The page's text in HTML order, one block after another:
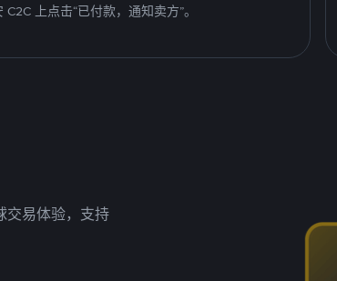
C2C 上点击“已付款，通知卖方”。
交易体验，支持